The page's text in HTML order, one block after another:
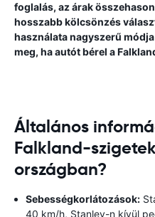
foglalás, az árak
hosszabb kölcsönzés
használata nagyszerű
meg, ha autót bérel a
Általános
Falkland-
országban?
Sebességkorlátozások:
40 km/h, Stanley-n kívül